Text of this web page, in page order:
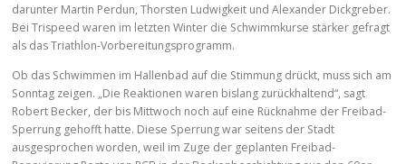
darunter Martin Perdun, Thorsten Ludwigkeit und Alexander Dickgreber.
Bei Trispeed waren im letzten Winter die Schwimmkurse stärker gefragt
als das Triathlon-Vorbereitungsprogramm.
Ob das Schwimmen im Hallenbad auf die Stimmung drückt, muss sich am
Sonntag zeigen. „Die Reaktionen waren bislang zurückhaltend“, sagt
Robert Becker, der bis Mittwoch noch auf eine Rücknahme der Freibad-
Sperrung gehofft hatte. Diese Sperrung war seitens der Stadt
ausgesprochen worden, weil im Zuge der geplanten Freibad-